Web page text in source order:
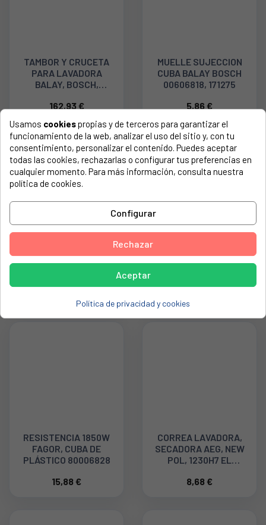
TAMBOR Y CRUCETA
PARA LAVADORA
BALAY, BOSCH,
162,93 €
MUELLE SUJECCION
CUBA BALAY BOSCH
00606818, 171275
5,86 €
LÍQUIDO LAVADORA
ANALOGICO LAVADORA
RESISTENCIA 1850W
FAGOR, CUBA DE
PLÁSTICO 80006828
15,88 €
CORREA LAVADORA,
SECADORA AEG, NEW
POL, 1230H7 EL
8,68 €
Usamos cookiespropias y de terceros para garantizar el
funcionamiento de la web, analizar el uso del sitio y, con tu
consentimiento, personalizar el contenido. Puedes aceptar
todas las cookies, rechazarlas o configurar tus preferencias en
cualquier momento. Para más información, consulta nuestra
política de cookies.
Configurar
Rechazar
Aceptar
Política de privacidad y cookies